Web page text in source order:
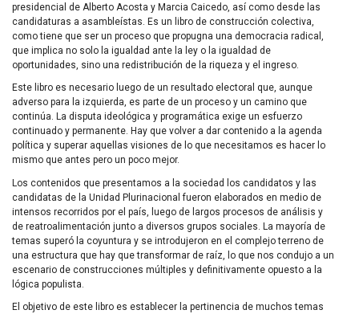
presidencial de Alberto Acosta y Marcia Caicedo, así como desde las
candidaturas a asambleístas. Es un libro de construcción colectiva,
como tiene que ser un proceso que propugna una democracia radical,
que implica no solo la igualdad ante la ley o la igualdad de
oportunidades, sino una redistribución de la riqueza y el ingreso.
Este libro es necesario luego de un resultado electoral que, aunque
adverso para la izquierda, es parte de un proceso y un camino que
continúa. La disputa ideológica y programática exige un esfuerzo
continuado y permanente. Hay que volver a dar contenido a la agenda
política y superar aquellas visiones de lo que necesitamos es hacer lo
mismo que antes pero un poco mejor.
Los contenidos que presentamos a la sociedad los candidatos y las
candidatas de la Unidad Plurinacional fueron elaborados en medio de
intensos recorridos por el país, luego de largos procesos de análisis y
de reatroalimentación junto a diversos grupos sociales. La mayoría de
temas superó la coyuntura y se introdujeron en el complejo terreno de
una estructura que hay que transformar de raíz, lo que nos condujo a un
escenario de construcciones múltiples y definitivamente opuesto a la
lógica populista.
El objetivo de este libro es establecer la pertinencia de muchos temas